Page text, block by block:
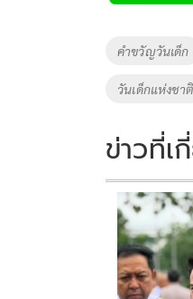
b
o
o
k
Tags
คำขวัญวันเด็ก
วันเด็กแห่งชาติ
ข่าวที่เ